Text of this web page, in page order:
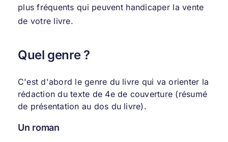
plus fréquents qui peuvent handicaper la vente
de votre livre.
Quel genre ?
C'est d'abord le genre du livre qui va orienter la
rédaction du texte de 4e de couverture (résumé
de présentation au dos du livre).
Un roman